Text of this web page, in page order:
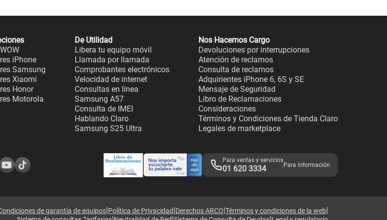
iPhone
Samsung
Xiaomi
Honor
Motorola
De Utilidad
Libera tu equipo móvil
Llamada por llamada
Comprobantes electrónicos
Velocidad de internet
Consultas en línea
Samsung A57
Consulta de IMEI
Hablando Claro
Samsung S25 Ultra
Nos Hacemos Cargo
Devoluciones por interrupciones
Atención de reclamos
Consulta de reclamos
Adquirientes iPhone 6, 6S y SE
Mensaje de Seguridad
Libro de Reclamaciones
Consideraciones
Términos y Condiciones de Tienda Claro
Legales de marketplace
Para ventas y servicios
01 620 3334 Para información
de garantía de equipos|Política de Privacidad|Derechos ARCO|Términos y condiciones de la web|